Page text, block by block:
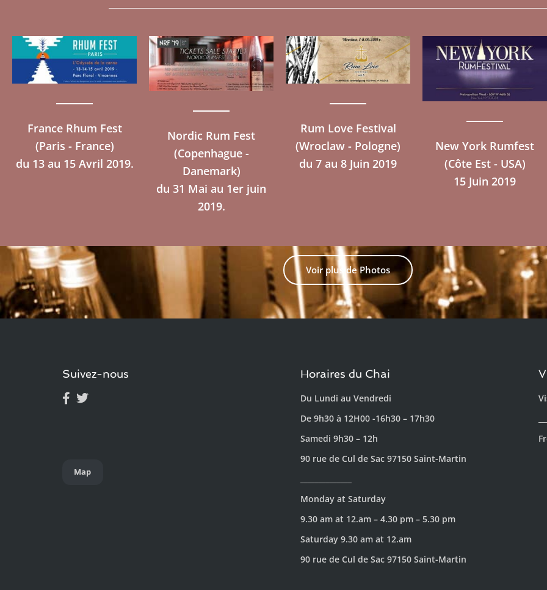
France Rhum Fest
(Paris - France)
Nordic Rum Fest
(Copenhague -
Danemark)
du 31 Mai au 1er juin
Rum Love Festival
(Wroclaw - Pologne)
New York Rumfest
(Côte Est - USA)
Voir plus de Photos
Suivez-nous
Map
Horaires du Chai
Du Lundi au Vendredi
De 9h30 à 12H00 -16h30 – 17h30
Samedi 9h30 – 12h
90 rue de Cul de Sac 97150 Saint-Martin
Monday at Saturday
9.30 am at 12.am – 4.30 pm – 5.30 pm
Saturday 9.30 am at 12.am
90 rue de Cul de Sac 97150 Saint-Martin